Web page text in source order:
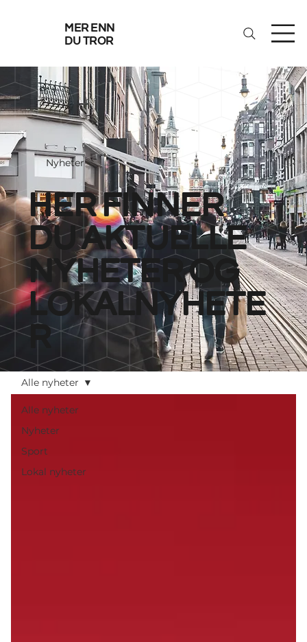
mer enn
du tror
Nyheter
her finner
du aktuelle
nyheter og
lokalnyhete
r
Alle nyheter
Nyheter
Sport
Lokal nyheter
Alle nyheter